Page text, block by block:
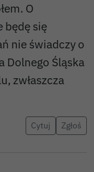
O
będę się
nie świadczy o
Dolnego Śląska
zwłaszcza
Cytuj Zgłoś